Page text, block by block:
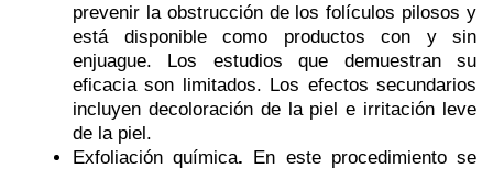
prevenir la obstrucción de los folículos pilosos y
está disponible como productos con y sin
enjuague. Los estudios que demuestran su
eficacia son limitados. Los efectos secundarios
incluyen decoloración de la piel e irritación leve
de la piel.
Exfoliación química. En este procedimiento se